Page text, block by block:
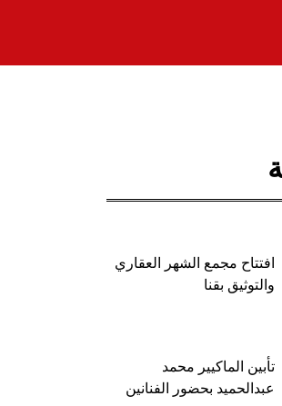
افتتاح مجمع الشهر العقاري
والتوثيق بقنا
تأبين الماكيير محمد
عبدالحميد بحضور الفنانين